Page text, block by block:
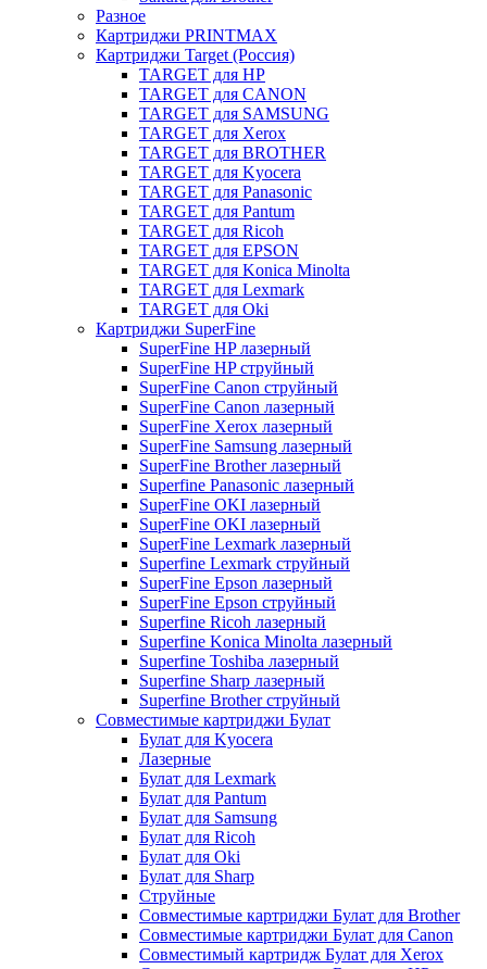
Разное
Картриджи PRINTMAX
Картриджи Target (Россия)
TARGET для HP
TARGET для CANON
TARGET для SAMSUNG
TARGET для Xerox
TARGET для BROTHER
TARGET для Kyocera
TARGET для Panasonic
TARGET для Pantum
TARGET для Ricoh
TARGET для EPSON
TARGET для Konica Minolta
TARGET для Lexmark
TARGET для Oki
Картриджи SuperFine
SuperFine HP лазерный
SuperFine HP струйный
SuperFine Canon струйный
SuperFine Canon лазерный
SuperFine Xerox лазерный
SuperFine Samsung лазерный
SuperFine Brother лазерный
Superfine Panasonic лазерный
SuperFine OKI лазерный
SuperFine OKI лазерный
SuperFine Lexmark лазерный
Superfine Lexmark струйный
SuperFine Epson лазерный
SuperFine Epson струйный
Superfine Ricoh лазерный
Superfine Konica Minolta лазерный
Superfine Toshiba лазерный
Superfine Sharp лазерный
Superfine Brother струйный
Совместимые картриджи Булат
Булат для Kyocera
Лазерные
Булат для Lexmark
Булат для Pantum
Булат для Samsung
Булат для Ricoh
Булат для Oki
Булат для Sharp
Струйные
Совместимые картриджи Булат для Brother
Совместимые картриджи Булат для Canon
Совместимый картридж Булат для Xerox